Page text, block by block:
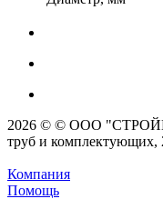
2026 © © ООО
труб и комплектующих,
Компания
Помощь